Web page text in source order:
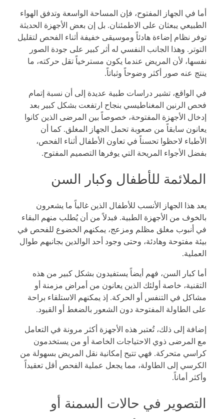
أما في الجهاز المفتوح، فإن المساحة الواسعة وتدفق الهواء
الطبيعي يبعثان على الاطمئنان. بل إن بعض الأجهزة الحديثة
توفر نظام إضاءة هادئاً وموسيقى خفيفة أثناء الفحص لتقليل
التوتر. وهذا الجانب النفسي له أثر كبير على جودة الصور
نفسها، لأن المريض عندما يكون مسترخياً تقل حركته، ما
ينتج عنه صور أكثر وضوحاً وثباتاً.
في الواقع، تشير دراسات طبية عديدة إلى أن نسبة إتمام
فحص الرنين المغناطيسي بنجاح ارتفعت بشكل كبير بعد
إدخال الأجهزة المفتوحة، خصوصاً بين المرضى الذين كانوا
يعانون سابقاً من صعوبة تحمل الجهاز المغلق. كما أن
الأطباء لاحظوا تحسناً في تعاون الأطفال أثناء الفحص،
بفضل الأجواء المريحة التي يوفرها التصميم المفتوح.
الملائمة للأطفال وكبار السن
يعد هذا الجهاز الأنسب للأطفال الذين غالباً ما يشعرون
بالخوف من الأجهزة الطبية. فبدلاً من أن يُطلب منهم البقاء
في أنبوب مغلق مظلم ومزعج، يمكنهم الخضوع للفحص في
بيئة مفتوحة وهادئة، وحتى وجود أحد الوالدين بجانبهم طوال
العملية.
أما كبار السن، فهم أيضاً يستفيدون بشكل كبير من هذه
التقنية، خاصة أولئك الذين يعانون من أمراض مزمنة أو
مشاكل في التنفس أو الحركة. إذ يمكنهم الاستلقاء براحة
على الطاولة المفتوحة دون الشعور بالضغط أو القيود.
إضافة إلى ذلك، تُعتبر هذه الأجهزة أكثر مرونة في التعامل
مع المرضى ذوي الاحتياجات الخاصة أو من يستخدمون
كراسي متحركة. فهي تتيح إمكانية نقل المريض بسهولة من
الكرسي إلى الطاولة، مما يجعل عملية الفحص أقل تعقيداً
وأكثر أماناً.
التصوير في حالات السمنة أو